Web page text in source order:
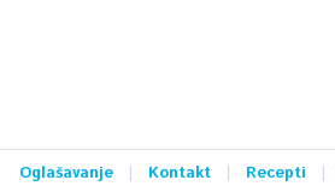
Oglašavanje Kontakt Recepti